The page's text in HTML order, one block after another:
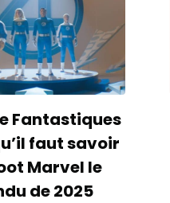
Fantastiques
faut savoir
Marvel le
de 2025